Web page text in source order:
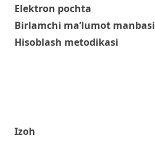
Elektron pochta
Birlamchi ma’lumot manbasi
Hisoblash metodikasi
Izoh